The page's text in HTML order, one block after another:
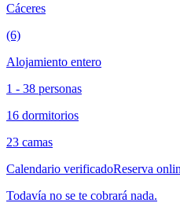
Cáceres
(6)
Alojamiento entero
1 - 38 personas
16 dormitorios
23 camas
Calendario verificadoReserva
Todavía no se te cobrará nada.